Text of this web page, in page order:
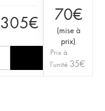
305€ 70€
(mise à
prix)
Prix à
l'unité 35€